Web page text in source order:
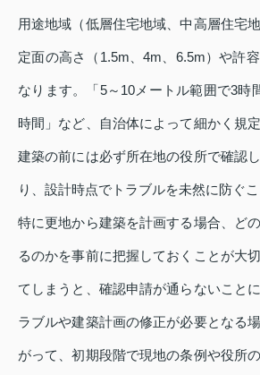
用途地域（低層住宅地域、中高層住宅
定面の高さ（1.5m、4m、6.5m）や許
なります。「5～10メートル範囲で3時
時間」など、自治体によって細かく規
建築の前には必ず所在地の役所で確認
り、設計時点でトラブルを未然に防ぐこ
特に更地から建築を計画する場合、ど
るのかを事前に把握しておくことが大
てしまうと、確認申請が通らないこと
ラブルや建築計画の修正が必要となる
がって、初期段階で現地の条例や役所